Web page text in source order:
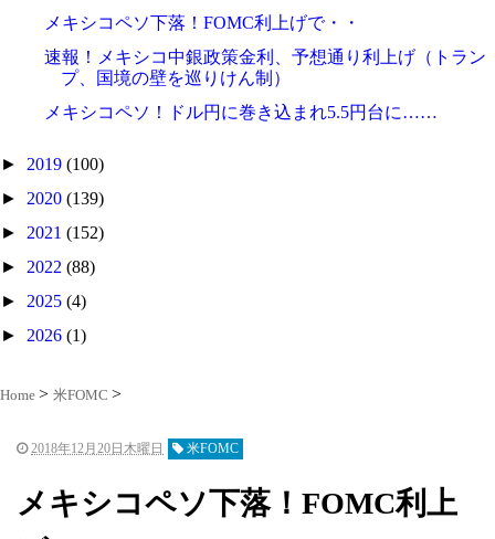
メキシコペソ下落！FOMC利上げで・・
速報！メキシコ中銀政策金利、予想通り利上げ（トラン
プ、国境の壁を巡りけん制）
メキシコペソ！ドル円に巻き込まれ5.5円台に……
► 2019 (100)
► 2020 (139)
► 2021 (152)
► 2022 (88)
► 2025 (4)
► 2026 (1)
Home 米FOMC
2018年12月20日木曜日 米FOMC
メキシコペソ下落！FOMC利上